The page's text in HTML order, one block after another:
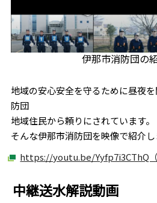
伊那市消防団の
地域の安心安全を守るために昼夜
防団
地域住民から頼りにされています。
そんな伊那市消防団を映像で紹介し
https://youtu.be/Yyfp7i3CThQ（
中継送水解説動画